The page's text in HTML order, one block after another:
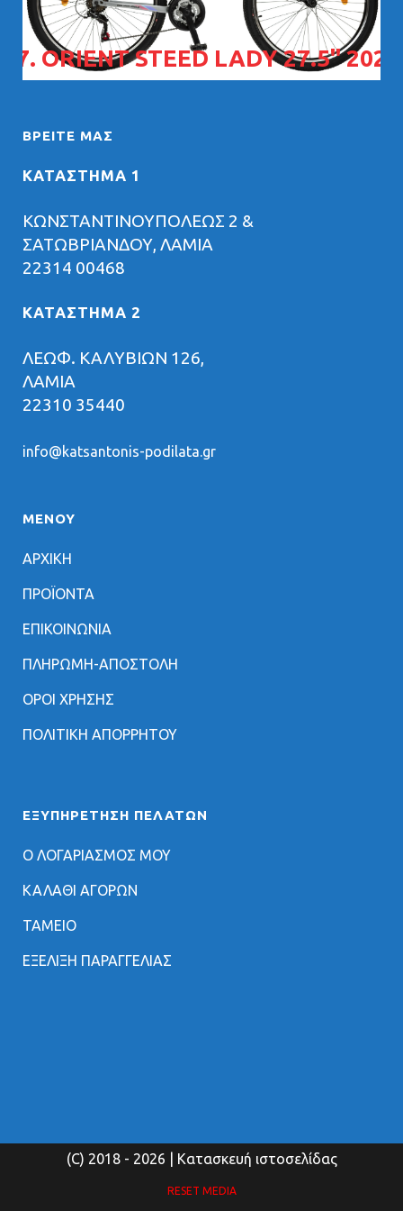
07. ORIENT STEED LADY 27.5" 2026
ΒΡΕΊΤΕ ΜΑΣ
ΚΑΤΑΣΤΗΜΑ 1
ΚΩΝΣΤΑΝΤΙΝΟΥΠΟΛΕΩΣ 2 &
ΣΑΤΩΒΡΙΑΝΔΟΥ, ΛΑΜΙΑ
22314 00468
ΚΑΤΑΣΤΗΜΑ 2
ΛΕΩΦ. ΚΑΛΥΒΙΩΝ 126,
ΛΑΜΙΑ
22310 35440
info@katsantonis-podilata.gr
ΜΕΝΟΥ
ΑΡΧΙΚΗ
ΠΡΟΪΟΝΤΑ
ΕΠΙΚΟΙΝΩΝΙΑ
ΠΛΗΡΩΜΗ-ΑΠΟΣΤΟΛΗ
ΟΡΟΙ ΧΡΗΣΗΣ
ΠΟΛΙΤΙΚΗ ΑΠΟΡΡΗΤΟΥ
ΕΞΥΠΗΡΈΤΗΣΗ ΠΕΛΑΤΏΝ
Ο ΛΟΓΑΡΙΑΣΜΟΣ ΜΟΥ
ΚΑΛΑΘΙ ΑΓΟΡΩΝ
ΤΑΜΕΙΟ
ΕΞΕΛΙΞΗ ΠΑΡΑΓΓΕΛΙΑΣ
(C) 2018 - 2026 | Κατασκευή ιστοσελίδας
RESET MEDIA